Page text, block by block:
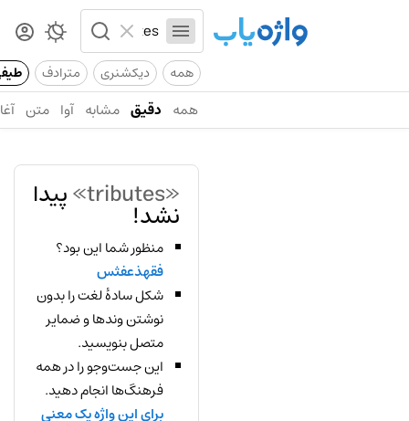
همه دیکشنری مترادف
همه دقیق مشابه آوا متن
«tributes» پیدا
نشد!
منظور شما این بود؟
فقهذعفثس
شکل سادهٔ لغت را بدون
نوشتن وندها و ضمایر
متصل بنویسید.
این جست‌وجو را در همه
فرهنگ‌ها انجام دهید.
برای این واژه یک معنی